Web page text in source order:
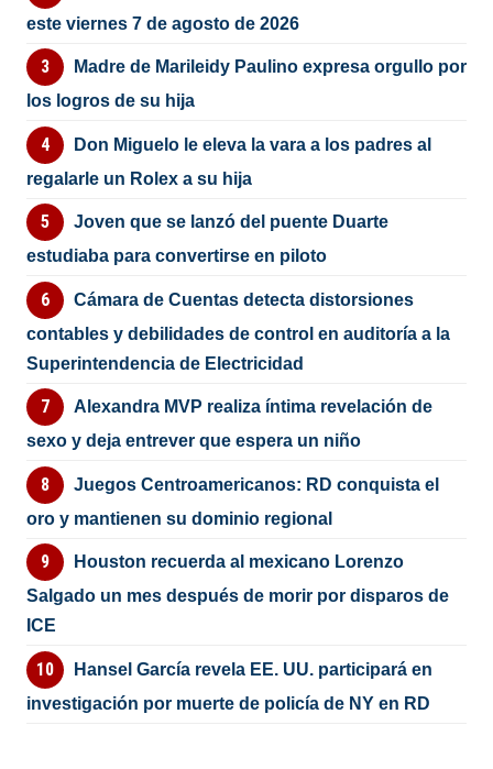
este viernes 7 de agosto de 2026
Madre de Marileidy Paulino expresa orgullo por
los logros de su hija
Don Miguelo le eleva la vara a los padres al
regalarle un Rolex a su hija
Joven que se lanzó del puente Duarte
estudiaba para convertirse en piloto
Cámara de Cuentas detecta distorsiones
contables y debilidades de control en auditoría a la
Superintendencia de Electricidad
Alexandra MVP realiza íntima revelación de
sexo y deja entrever que espera un niño
Juegos Centroamericanos: RD conquista el
oro y mantienen su dominio regional
Houston recuerda al mexicano Lorenzo
Salgado un mes después de morir por disparos de
ICE
Hansel García revela EE. UU. participará en
investigación por muerte de policía de NY en RD